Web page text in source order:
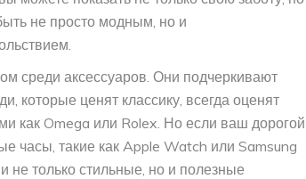
не просто модным, но и
среди аксессуаров. Они подчеркивают
которые ценят классику, всегда оценят
как Omega или Rolex. Но если ваш дорогой
часы, такие как Apple Watch или Samsung
не только стильные, но и полезные